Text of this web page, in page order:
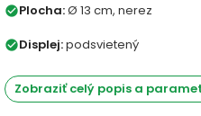
check_circlePlocha:Ø 13 cm, nerez
check_circleDisplej:podsvietený
Zobraziť celý popis a